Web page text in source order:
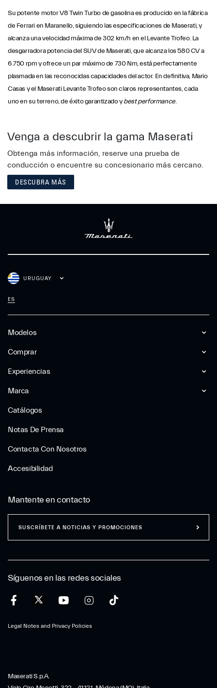
Su potente motor V8 Twin Turbo de gasolina es producido en la fábrica
de Ferrari en Maranello, siguiendo las especificaciones de Maserati, y
alcanza una velocidad máxima de 302 km/h en el Levante Trofeo. La
desgarradora potencia del SUV de Maserati, que alcanza los 580 CV a
6.750 rpm y ofrece un par máximo de 730 Nm, está perfectamente
plasmada en las reconocidas capacidades del actor. En definitiva, Mario
Casas y el Maserati Levante Trofeo son claros representantes, cada
uno en su terreno, de éxito garantizado ybest performance.
Venga a descubrir la gama Maserati
Obtenga más información, reserve una prueba de
conducción o encuentre su concesionario más cercano.
DESCUBRA MÁS
Modelos
Comprar
Experiencias
Marca
Catálogos
Notas De Prensa
Contacta Con Nosotros
Accesibilidad
URUGUAY
ES
Síguenos en las redes sociales
Legal Notes and Privacy Policies
Mantente en contacto
SUSCRÍBETE A NOTICIAS Y PROMOCIONES
Maserati S.p.A.